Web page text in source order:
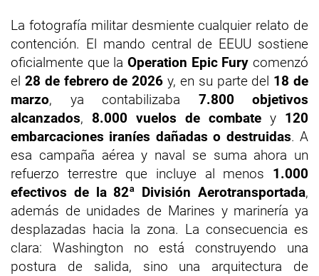
La fotografía militar desmiente cualquier relato de
contención. El mando central de EEUU sostiene
oficialmente que la Operation Epic Fury comenzó
el 28 de febrero de 2026 y, en su parte del 18 de
marzo, ya contabilizaba 7.800 objetivos
alcanzados, 8.000 vuelos de combate y 120
embarcaciones iraníes dañadas o destruidas. A
esa campaña aérea y naval se suma ahora un
refuerzo terrestre que incluye al menos 1.000
efectivos de la 82ª División Aerotransportada,
además de unidades de Marines y marinería ya
desplazadas hacia la zona. La consecuencia es
clara: Washington no está construyendo una
postura de salida, sino una arquitectura de